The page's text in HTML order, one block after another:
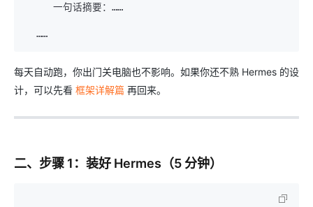
每天自动跑，你出门关电脑也不影响。如果你还不熟 Hermes 的设
计，可以先看 框架详解篇 再回来。
二、步骤 1：装好 Hermes（5 分钟）